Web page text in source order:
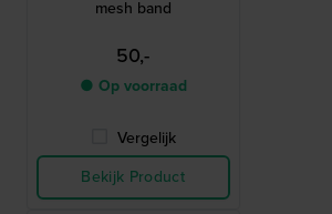
mesh band
50,-
● Op voorraad
Vergelijk
Bekijk Product